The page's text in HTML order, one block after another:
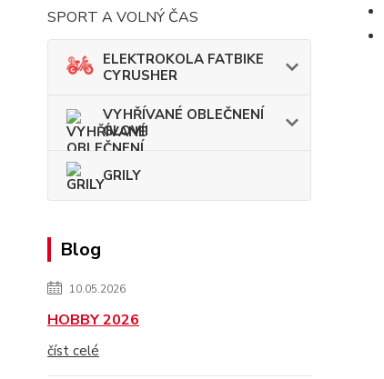
SPORT A VOLNÝ ČAS
ELEKTROKOLA FATBIKE
CYRUSHER
VYHŘÍVANÉ OBLEČNENÍ
GLOVII
GRILY
Blog
10.05.2026
HOBBY 2026
číst celé